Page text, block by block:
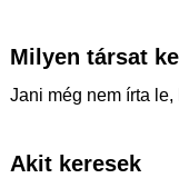
Milyen társat
Jani még nem írta
Akit keresek